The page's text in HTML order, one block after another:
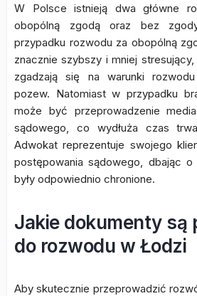
W Polsce istnieją dwa główne
obopólną zgodą oraz bez
przypadku rozwodu za obopólną
znacznie szybszy i mniej
zgadzają się na warunki
pozew. Natomiast w przypadku
może być przeprowadzenie
sądowego, co wydłuża czas
Adwokat reprezentuje swojego
postępowania sądowego, dbając
były odpowiednio chronione.
Jakie dokumenty są
do rozwodu w Łodzi
Aby skutecznie przeprowadzić